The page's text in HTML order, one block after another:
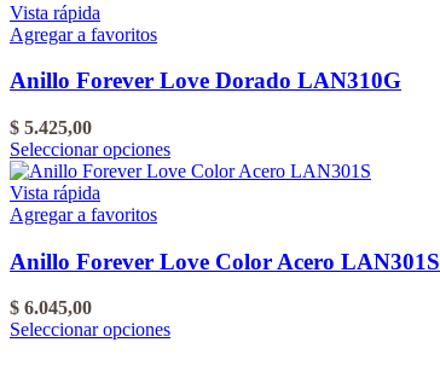
Vista rápida
Agregar a favoritos
Anillo Forever Love Dorado LAN310G
$ 5.425,00
Seleccionar opcionesEste
producto
Las
opciones
pueden
elegir
Vista rápida
Agregar a favoritos
Anillo Forever Love Color Acero LAN301S
$ 6.045,00
Seleccionar opcionesEste